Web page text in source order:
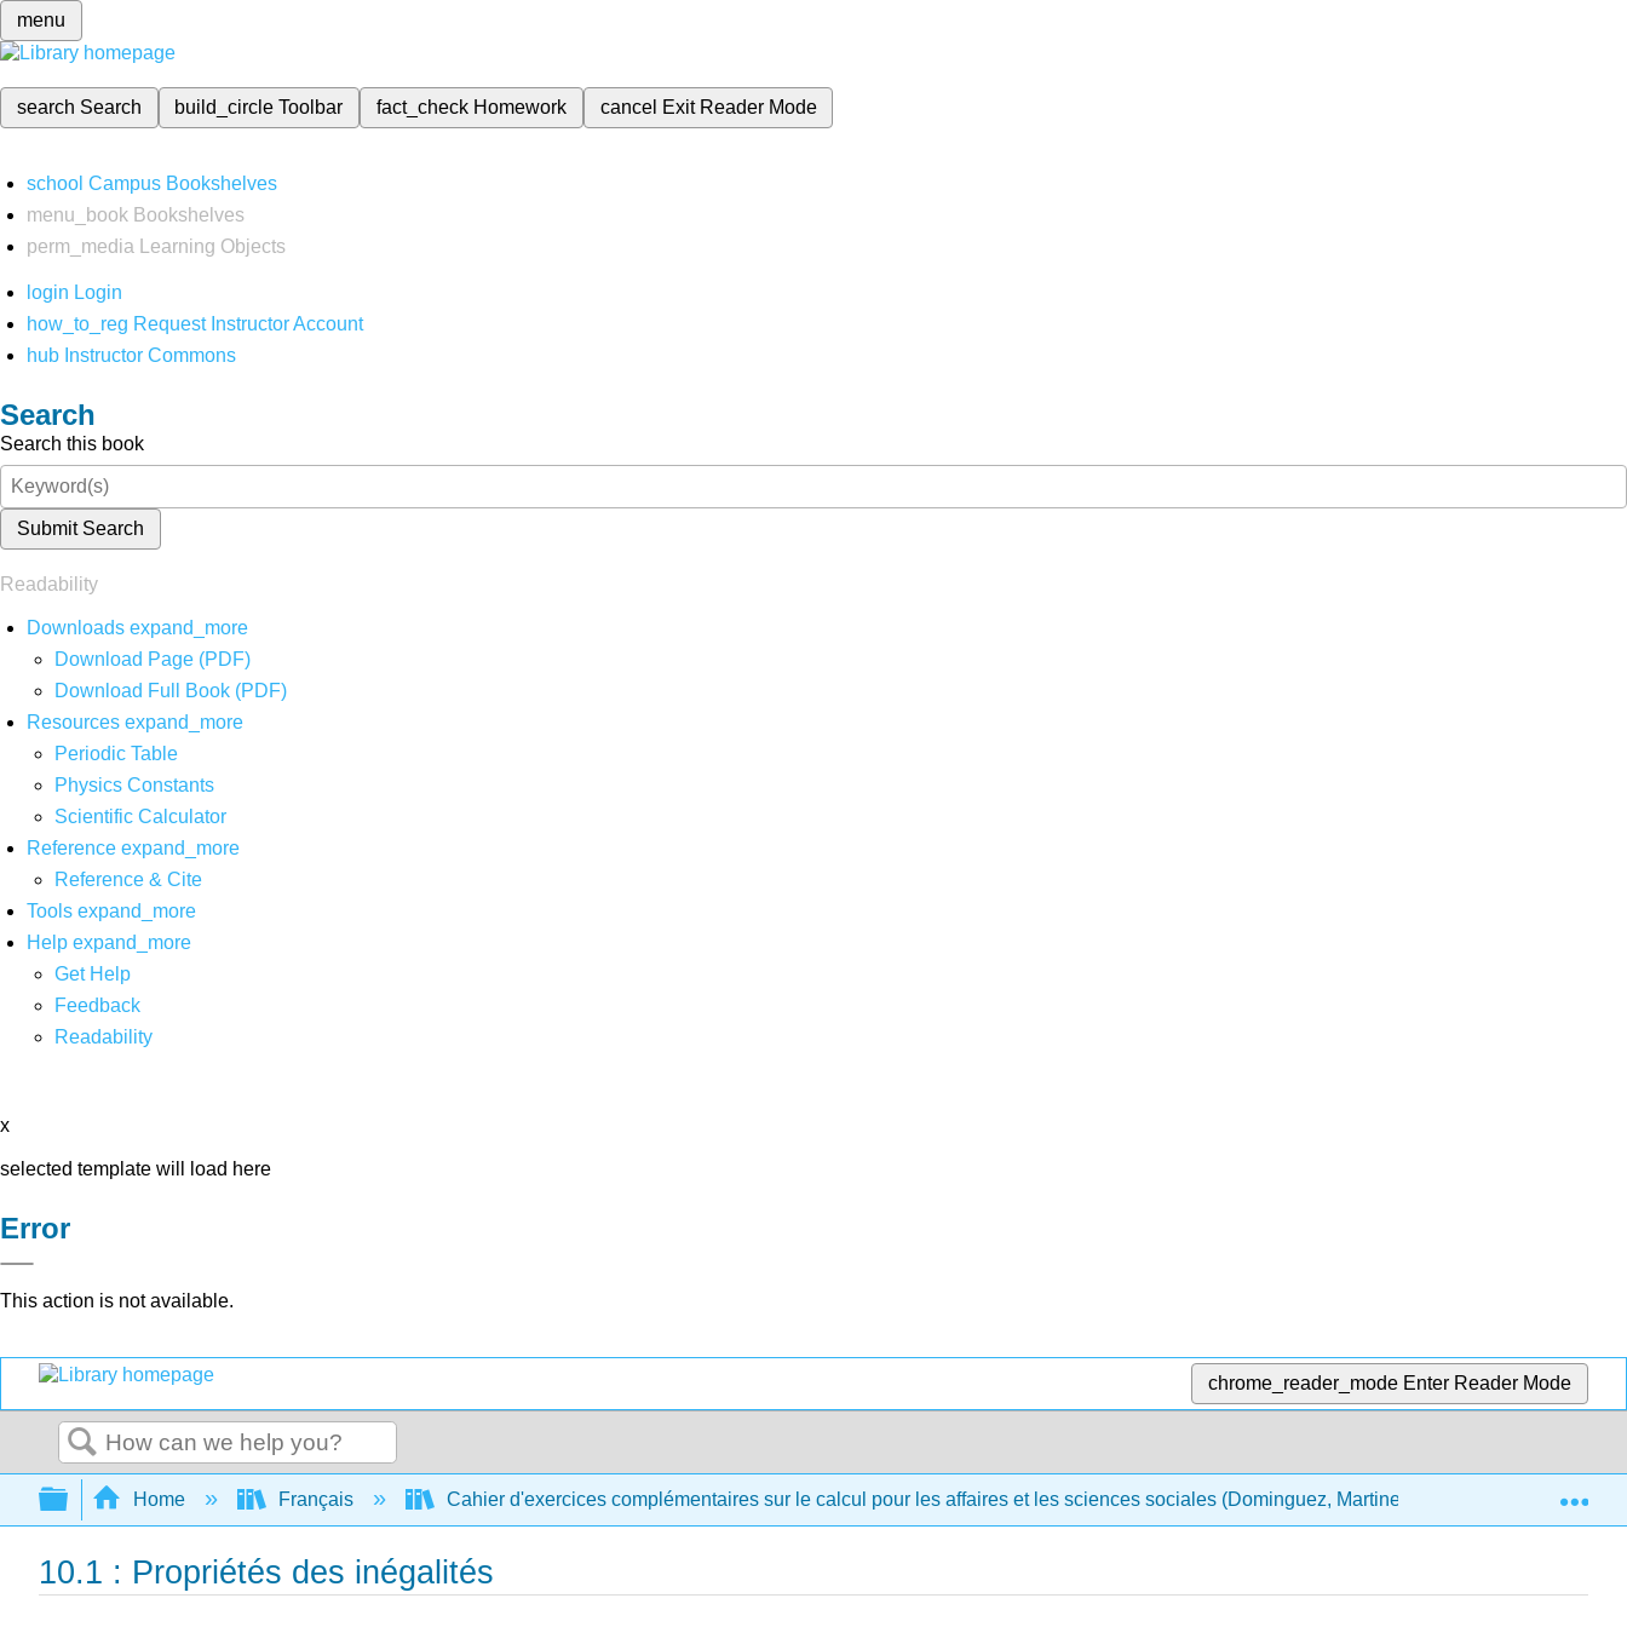
menu
search Search build_circleToolbar fact_check Homework cancel Exit Reader Mode
school Campus Bookshelves
menu_book Bookshelves
perm_media
Learning Objects
login Login
how_to_reg Request Instructor Account
hub Instructor Commons
Search
Search this book
Submit Search
Readability
Downloads expand_more
Download Page (PDF)
Download Full Book (PDF)
Resources expand_more
Periodic Table
Physics Constants
Scientific Calculator
Reference expand_more
Reference & Cite
Tools expand_more
Help expand_more
Get Help
Feedback
Readability
x
selected template will load here
Error
This action is not available.
chrome_reader_mode Enter Reader Mode
Search
Expand/collapse global hierarchy
Home Français Cahier d'exercices complémentaires sur le calcul pour les affaires et les sciences sociales (Dominguez, Martinez et Saykali)
10.1 : Propriétés des inégalités